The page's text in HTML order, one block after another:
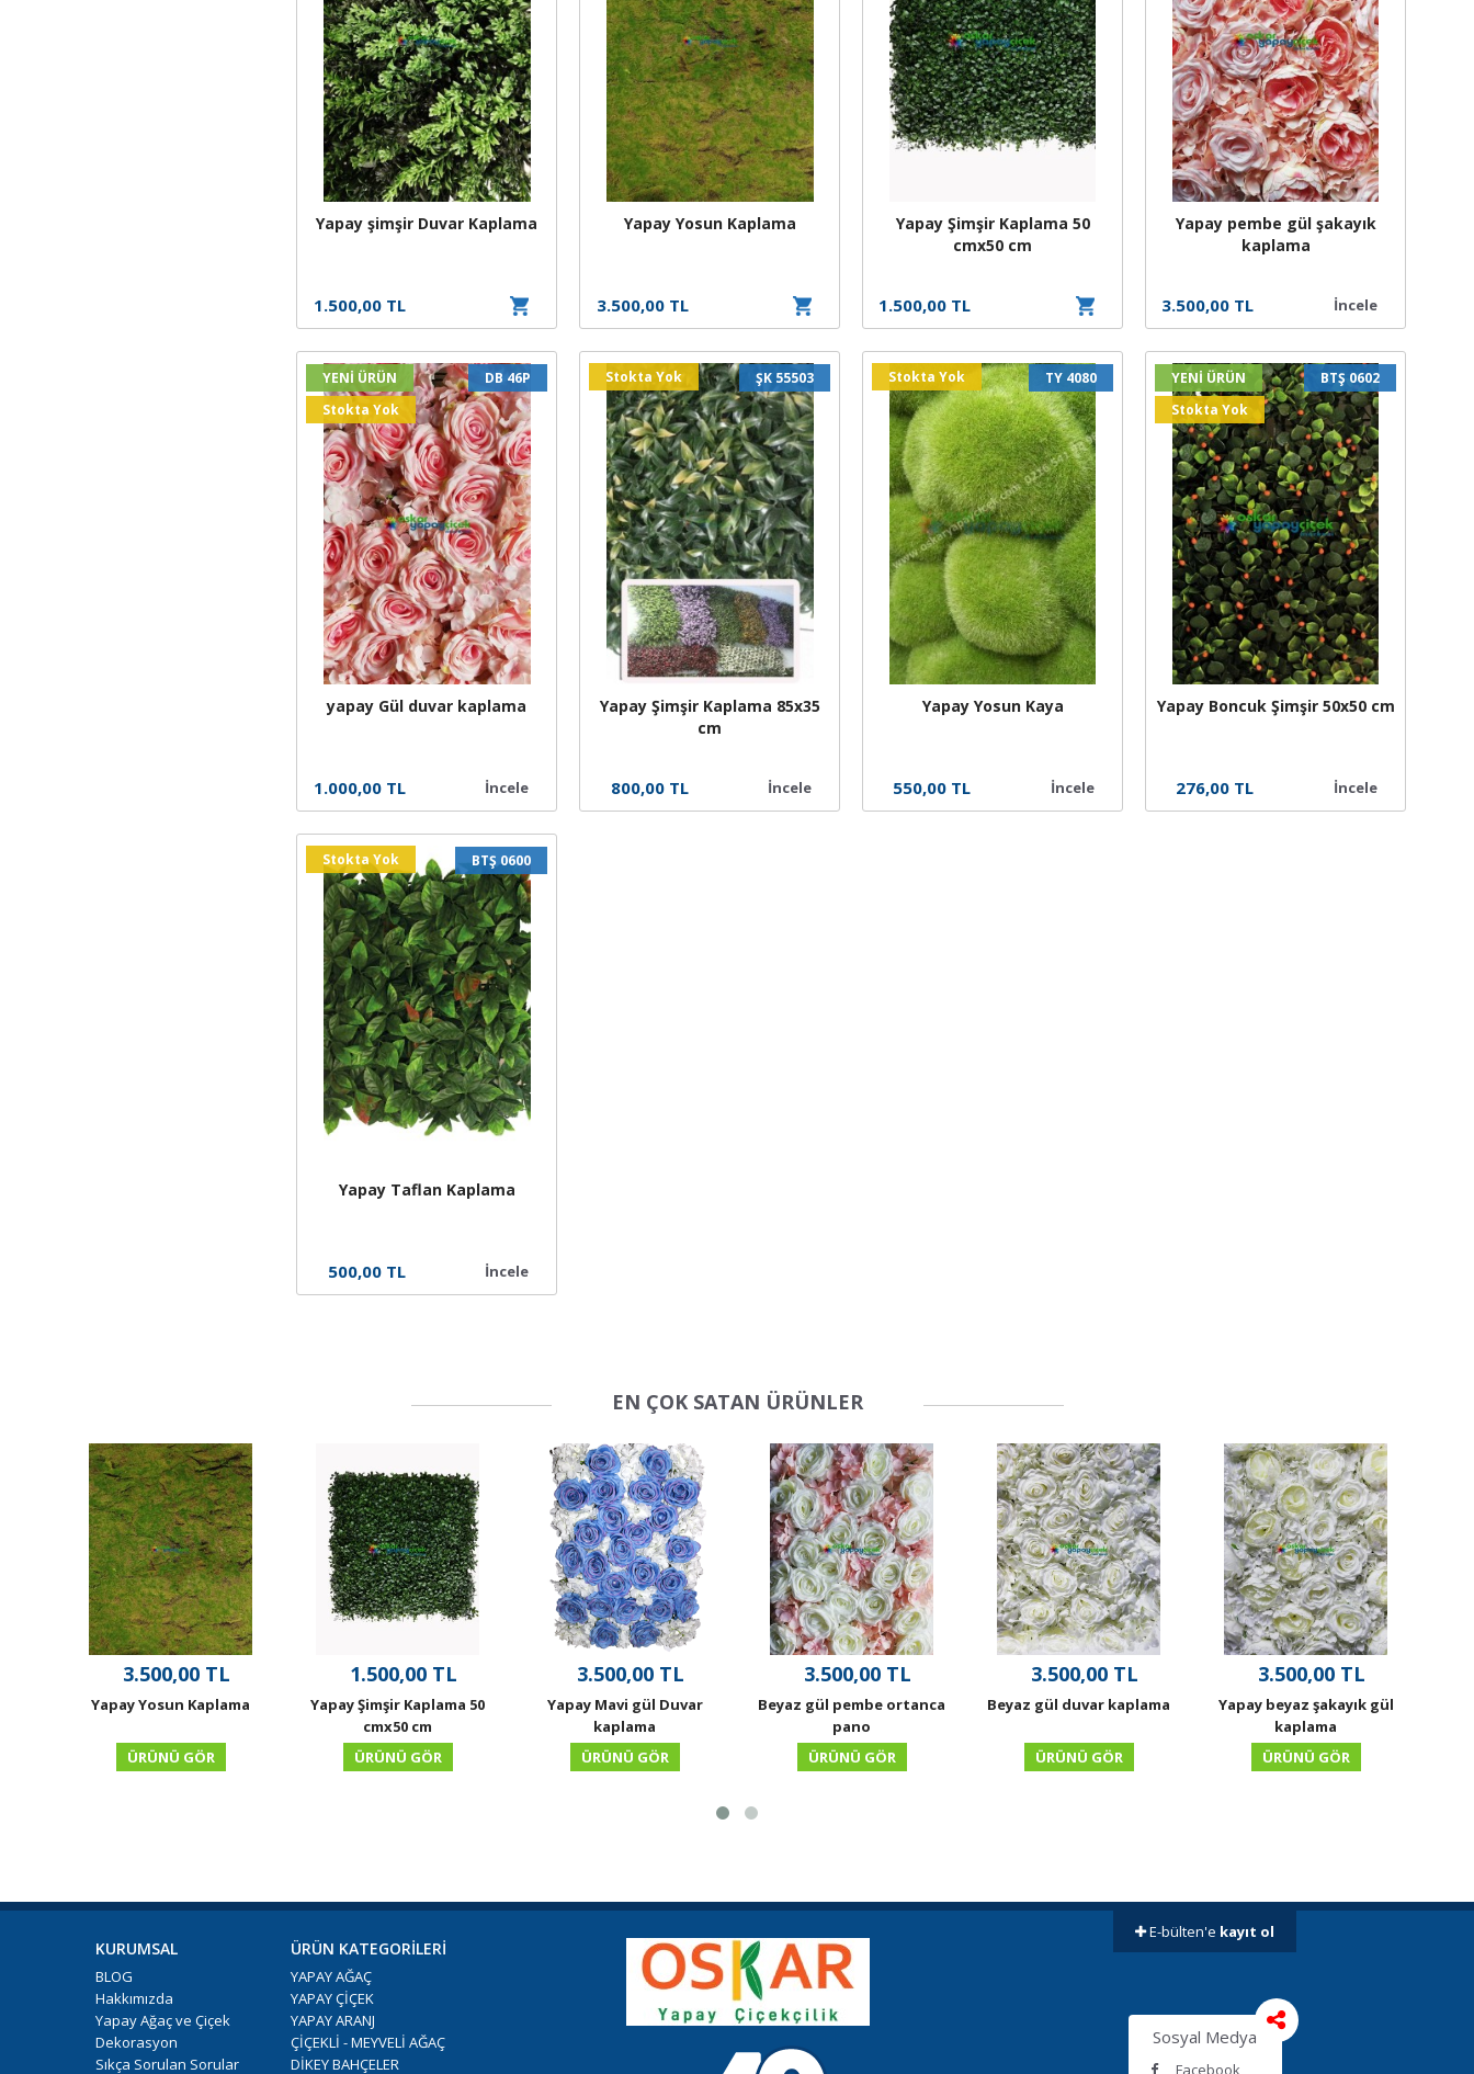
Yapay şimşir Duvar Kaplama
1.500,00 TL
Yapay Yosun Kaplama
3.500,00 TL
Yapay Şimşir Kaplama 50
cmx50 cm
1.500,00 TL
Yapay pembe gül şakayık
kaplama
3.500,00 TL İncele
YENİ ÜRÜN
Stokta Yok
DB 46P
yapay Gül duvar kaplama
1.000,00 TL İncele
Stokta Yok ŞK 55503
Yapay Şimşir Kaplama 85x35
cm
800,00 TL İncele
Stokta Yok TY 4080
Yapay Yosun Kaya
550,00 TL İncele
YENİ ÜRÜN
Stokta Yok
BTŞ 0602
Yapay Boncuk Şimşir 50x50 cm
276,00 TL İncele
Stokta Yok BTŞ 0600
Yapay Taflan Kaplama
500,00 TL İncele
EN ÇOK SATAN ÜRÜNLER
3.500,00 TL
Yapay Yosun Kaplama
ÜRÜNÜ GÖR
1.500,00 TL
Yapay Şimşir Kaplama 50
cmx50 cm
ÜRÜNÜ GÖR
3.500,00 TL
Yapay Mavi gül Duvar
kaplama
ÜRÜNÜ GÖR
3.500,00 TL
Beyaz gül pembe ortanca
pano
ÜRÜNÜ GÖR
3.500,00 TL
Beyaz gül duvar kaplama
ÜRÜNÜ GÖR
3.500,00 TL
Yapay beyaz şakayık gül
kaplama
ÜRÜNÜ GÖR
E-bülten'e kayıt ol
KURUMSAL
BLOG
Hakkımızda
Yapay Ağaç ve Çiçek
Dekorasyon
Sıkça Sorulan Sorular
ÜRÜN KATEGORİLERİ
YAPAY AĞAÇ
YAPAY ÇİÇEK
YAPAY ARANJ
ÇİÇEKLİ - MEYVELİ AĞAÇ
DİKEY BAHÇELER
Sosyal Medya
Facebook